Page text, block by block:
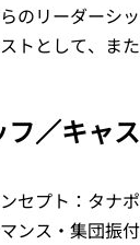
のリーダーシ
トとして、ま
フ／キャ
セプト：タナ
ンス・集団振